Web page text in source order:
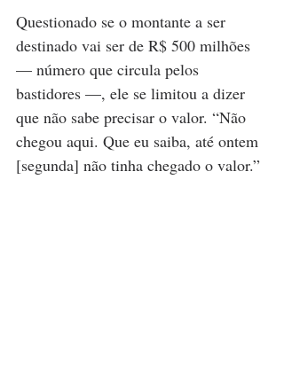
Questionado se o montante a ser
destinado vai ser de R$ 500 milhões
— número que circula pelos
bastidores —, ele se limitou a dizer
que não sabe precisar o valor. “Não
chegou aqui. Que eu saiba, até ontem
[segunda] não tinha chegado o valor.”